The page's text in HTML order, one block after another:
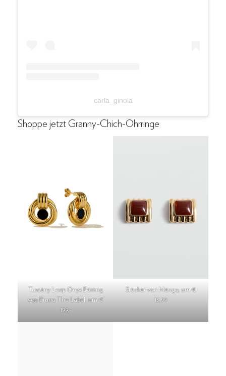
carla_ginola
Shoppe jetzt Granny-Chich-Ohrringe
Tuscany Loop Onyx Earring
von Bruna The Label, um €
199,-
Stecker von Mango, um €
15,99